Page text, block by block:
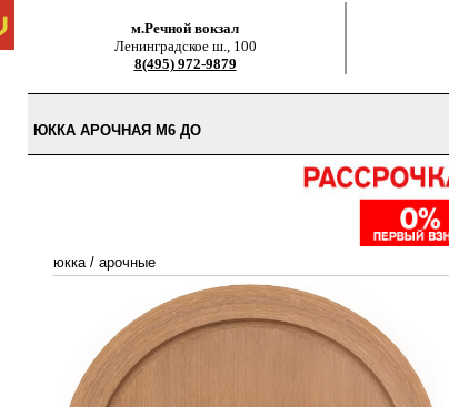
м.Речной вокзал
Ленинградское ш., 100
8(495) 972-9879
ЮККА АРОЧНАЯ М6 ДО
юкка/ арочные